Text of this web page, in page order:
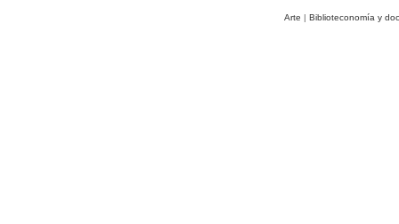
Arte | Biblioteconomía y